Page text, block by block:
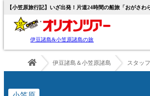
【小笠原旅行記】いざ出発！片道24時間の船旅「おがさ
伊豆諸島&小笠原諸島の旅
伊豆諸島＆小笠原諸島 スタッ